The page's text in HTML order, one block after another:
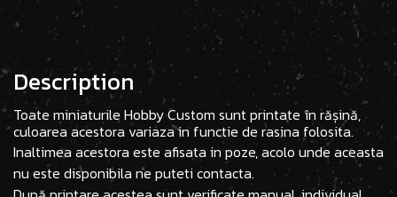
Description
Toate miniaturile Hobby Custom sunt printate în rășină,
culoarea acestora variaza in functie de rasina folosita.
Inaltimea acestora este afisata in poze, acolo unde aceasta
nu este disponibila ne puteti contacta.